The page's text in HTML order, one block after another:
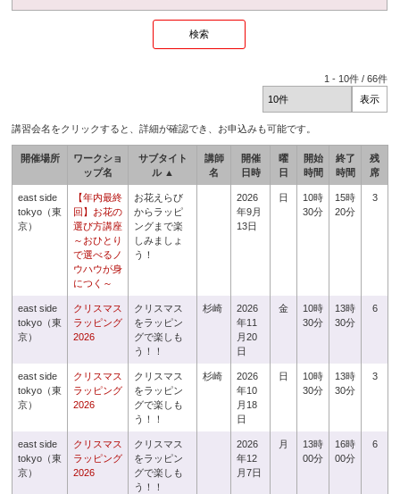
1 - 10件 /66件
講習会名をクリックすると、詳細が確認でき、お申込みも可能です。
開催場所
ワークショ
ップ名
サブタイト
ル ▲
講師
名
開催
日時
曜
日
開始
時間
終了
時間
残
席
east side
tokyo（東
京）
【年内最終
回】お花の
選び方講座
～おひとり
で選べるノ
ウハウが身
につく～
お花えらび
からラッピ
ングまで楽
しみましょ
う！
2026
年9月
13日
日
10時
30分
15時
20分
3
east side
tokyo（東
京）
クリスマス
ラッピング
2026
クリスマス
をラッピン
グで楽しも
う！！
杉崎
2026
年11
月20
日
金
10時
30分
13時
30分
6
east side
tokyo（東
京）
クリスマス
ラッピング
2026
クリスマス
をラッピン
グで楽しも
う！！
杉崎
2026
年10
月18
日
日
10時
30分
13時
30分
3
east side
tokyo（東
京）
クリスマス
ラッピング
2026
クリスマス
をラッピン
グで楽しも
う！！
2026
年12
月7日
月
13時
00分
16時
00分
6